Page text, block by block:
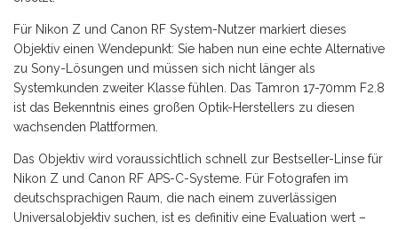
Für Nikon Z und Canon RF System-Nutzer markiert dieses
Objektiv einen Wendepunkt: Sie haben nun eine echte Alternative
zu Sony-Lösungen und müssen sich nicht länger als
Systemkunden zweiter Klasse fühlen. Das Tamron 17-70mm F2.8
ist das Bekenntnis eines großen Optik-Herstellers zu diesen
wachsenden Plattformen.
Das Objektiv wird voraussichtlich schnell zur Bestseller-Linse für
Nikon Z und Canon RF APS-C-Systeme. Für Fotografen im
deutschsprachigen Raum, die nach einem zuverlässigen
Universalobjektiv suchen, ist es definitiv eine Evaluation wert –